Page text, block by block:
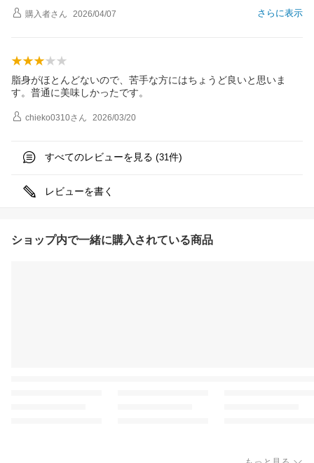
さらに表示
購入者さん 2026/04/07
脂身がほとんどないので、苦手な方にはちょうど良いと思いま
す。普通に美味しかったです。
chieko0310さん 2026/03/20
すべてのレビューを見る (31件)
レビューを書く
ショップ内で一緒に購入されている商品